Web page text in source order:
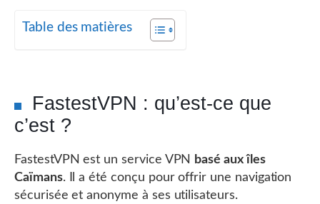
Table des matières
FastestVPN : qu’est-ce que
c’est ?
FastestVPN est un service VPN
basé aux îles
Caïmans. Il a été conçu pour offrir une navigation
sécurisée et anonyme à ses utilisateurs.